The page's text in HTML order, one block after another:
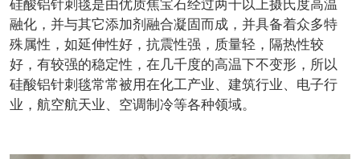
融化，并与其它添加剂融合凝固而成，并具备着众多特
殊属性，如延伸性好，抗震性强，质量轻，隔热性较
好，有较强的稳定性，在几千度的高温下不变形，所以
硅酸铝针刺毯常常被用在化工产业、建筑行业、电子行
业，航空航天业、空调制冷等各种领域。